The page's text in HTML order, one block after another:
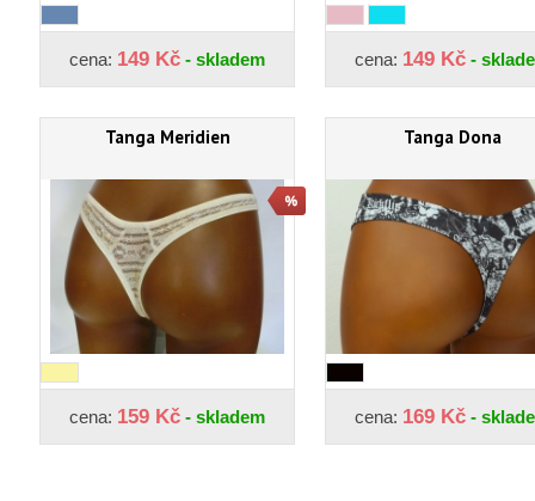
cena: 149 Kč - skladem cena: 149 Kč -
Tanga Meridien
cena: 159 Kč - skladem
Tanga Dona
cena: 169 Kč -